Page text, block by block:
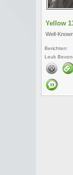
Yellow
Well-
Berichten:
Leuk